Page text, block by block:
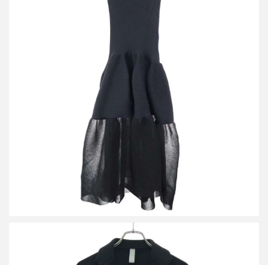
シーエフシーエル POTTERY HS LUCENT GLITTER STRAPLESS
DRESS ポッタリールーセントグリッターストラップレスドレス
買取金額33,600円
詳しく見る